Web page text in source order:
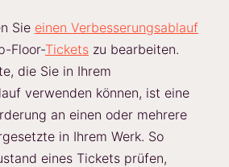
Sie einen Verbesserungsablauf
Floor-Tickets zu bearbeiten.
die Sie in Ihrem
verwenden können, ist eine
an einen oder mehrere
in Ihrem Werk. So
eines Tickets prüfen,